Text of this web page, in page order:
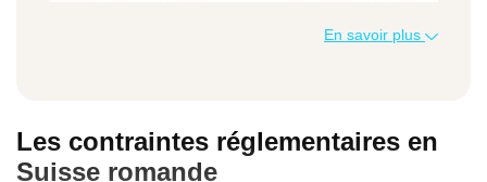
Prix moyen au m² (CHF)
En savoir plus
Les contraintes réglementaires en
Suisse romande